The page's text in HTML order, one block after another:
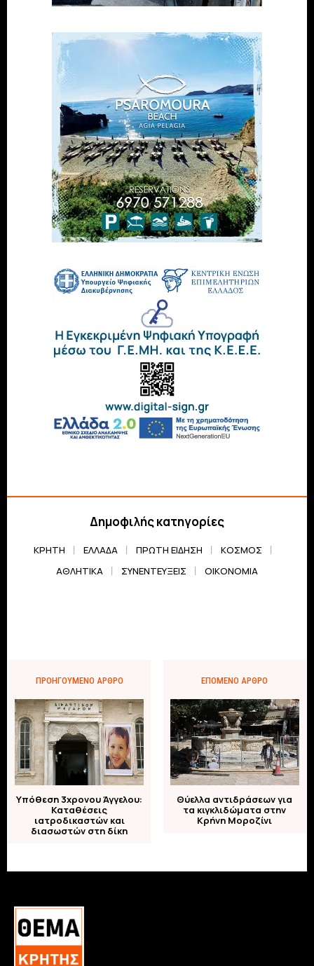
Δημοφιλής κατηγορίες
ΚΡΗΤΗ ΕΛΛΆΔΑ ΠΡΏΤΗ ΕΊΔΗΣΗ
ΚΌΣΜΟΣ
ΑΘΛΗΤΙΚΆ
ΣΥΝΕΝΤΕΎΞΕΙΣ ΟΙΚΟΝΟΜΊΑ
ΠΡΟΗΓΟΎΜΕΝΟ ΆΡΘΡΟ
Υπόθεση 3χρονου Άγγελου:
Καταθέσεις
ιατροδικαστών και
διασωστών στη δίκη
ΕΠΌΜΕΝΟ ΆΡΘΡΟ
Θύελλα αντιδράσεων για
τα κιγκλιδώματα στην
Κρήνη Μοροζίνι